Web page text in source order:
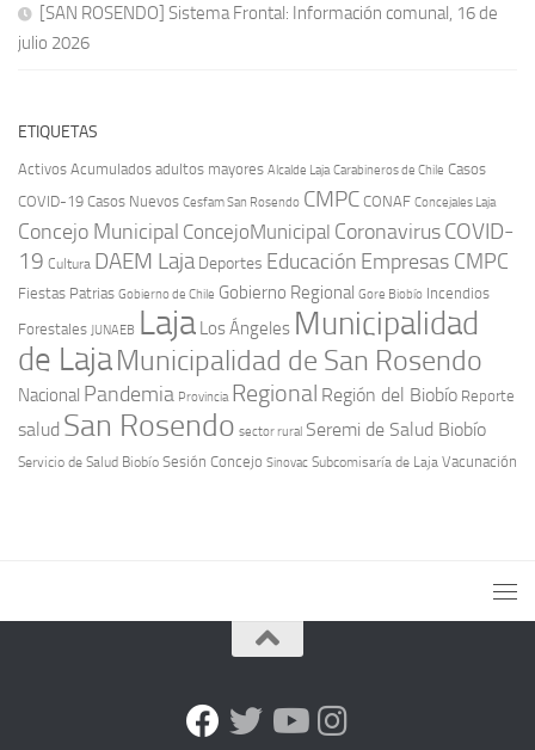
[SAN ROSENDO] Sistema Frontal: Información comunal, 16 de
julio 2026
ETIQUETAS
Activos Acumulados adultos mayores Alcalde Laja Carabineros de Chile Casos
COVID-19 Casos Nuevos Cesfam San Rosendo CMPC CONAF Concejales Laja
Concejo Municipal ConcejoMunicipal CoronavirusCOVID-
19 Cultura DAEM Laja Deportes Educación Empresas CMPC
Fiestas Patrias Gobierno de Chile Gobierno Regional Gore Biobío Incendios
Forestales JUNAEB Laja Los Ángeles Municipalidad
de LajaMunicipalidad de San Rosendo
Nacional Pandemia Provincia Regional Región del Biobío Reporte
salud San Rosendo sector rural Seremi de Salud Biobío
Servicio de Salud Biobío Sesión Concejo Sinovac Subcomisaría de Laja Vacunación